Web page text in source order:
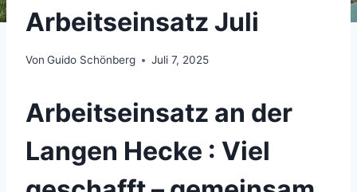
Arbeitseinsatz Juli
Von Guido Schönberg Juli 7, 2025
Arbeitseinsatz an der
Langen Hecke : Viel